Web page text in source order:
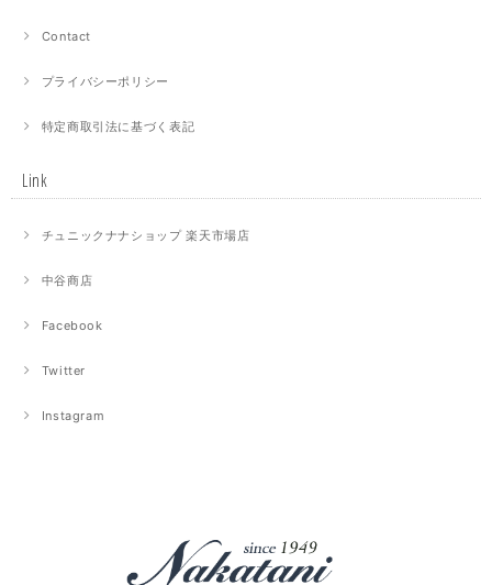
Contact
プライバシーポリシー
特定商取引法に基づく表記
Link
チュニックナナショップ 楽天市場店
中谷商店
Facebook
Twitter
Instagram